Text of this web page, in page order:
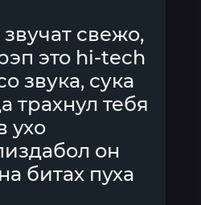
свежо,
это hi-tech
звука, сука
трахнул тебя
ухо
он
битах пуха